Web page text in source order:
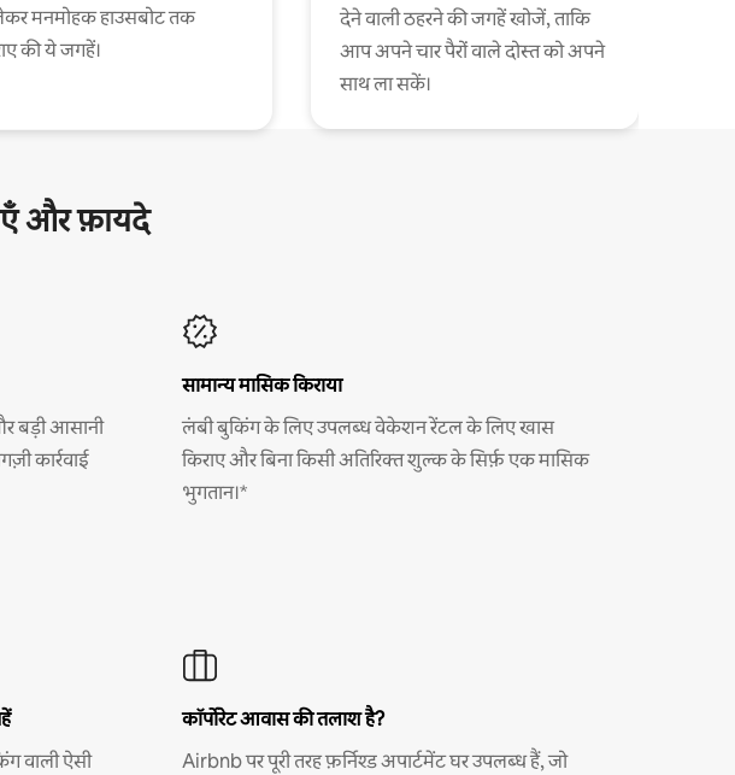
मनमोहक हाउसबोट तक
की ये जगहें।
देने वाली ठहरने की जगहें खोजें, ताकि
आप अपने चार पैरों वाले दोस्त को अपने
साथ ला सकें।
और फ़ायदे
बड़ी आसानी
कार्रवाई
सामान्य मासिक किराया
लंबी बुकिंग के लिए उपलब्ध वेकेशन रेंटल के लिए खास
किराए और बिना किसी अतिरिक्त शुल्क के सिर्फ़ एक मासिक
भुगतान।*
वाली ऐसी
कॉर्पोरेट आवास की तलाश है?
Airbnb पर पूरी तरह फ़र्निश्ड अपार्टमेंट घर उपलब्ध हैं, जो